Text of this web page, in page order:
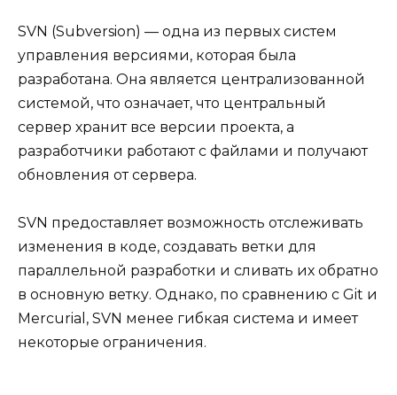
SVN (Subversion) — одна из первых систем
управления версиями, которая была
разработана. Она является централизованной
системой, что означает, что центральный
сервер хранит все версии проекта, а
разработчики работают с файлами и получают
обновления от сервера.
SVN предоставляет возможность отслеживать
изменения в коде, создавать ветки для
параллельной разработки и сливать их обратно
в основную ветку. Однако, по сравнению с Git и
Mercurial, SVN менее гибкая система и имеет
некоторые ограничения.